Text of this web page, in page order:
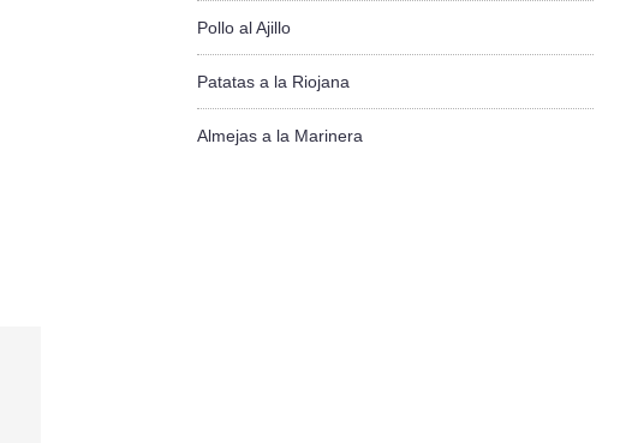
Pollo al Ajillo
Patatas a la Riojana
Almejas a la Marinera